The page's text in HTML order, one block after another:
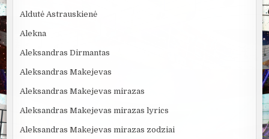
Aldutė Astrauskienė
Alekna
Aleksandras Dirmantas
Aleksandras Makejevas
Aleksandras Makejevas mirazas
Aleksandras Makejevas mirazas lyrics
Aleksandras Makejevas mirazas zodziai